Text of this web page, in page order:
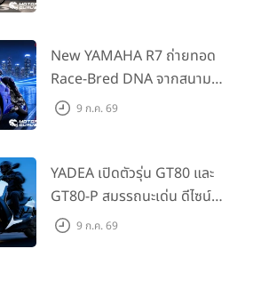
House Flagship Store ทั่ว
ประเทศ
New YAMAHA R7 ถ่ายทอด
Race-Bred DNA จากสนาม
แข่งสู่ซูเปอร์สปอร์ตคลาสกลาง
9 ก.ค. 69
YADEA เปิดตัวรุ่น GT80 และ
GT80-P สมรรถนะเด่น ดีไซน์หรู
ปลอดภัย ราคาเข้าถึงง่าย จด
9 ก.ค. 69